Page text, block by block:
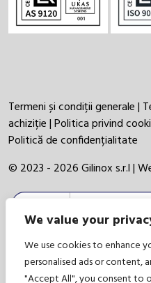
We value your
We use cookies to enhance
personalised ads or content,
"Accept All", you consent to
Termeni și condiții generale|
achiziție|Politica privind
Politică de confidențialitate
© 2023 - 2026 Gilinox s.r.l |